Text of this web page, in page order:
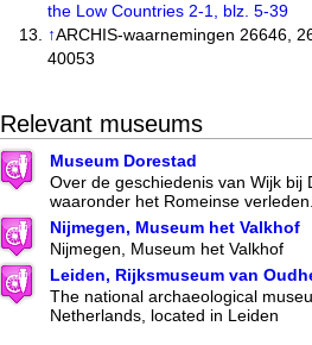
the Low Countries 2-1, blz. 5-39
↑ARCHIS-waarnemingen 26646,
40053
Relevant museums
Museum Dorestad
Over de geschiedenis van Wijk bij
waaronder het Romeinse
Nijmegen, Museum het Valkhof
Nijmegen, Museum het Valkhof
Leiden, Rijksmuseum van
The national archaeological
Netherlands, located in Leiden